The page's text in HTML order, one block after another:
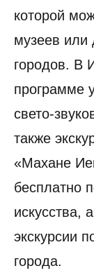
которой
музеев или
городов. В
программе
свето-
также
«Махане
бесплатно
искусства,
экскурсии
города.